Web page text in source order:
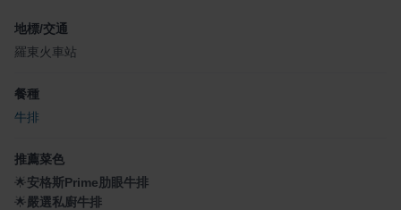
地標/交通
羅東火車站
餐種
牛排
推薦菜色
🌟安格斯Prime肋眼牛排
🌟嚴選私廚牛排